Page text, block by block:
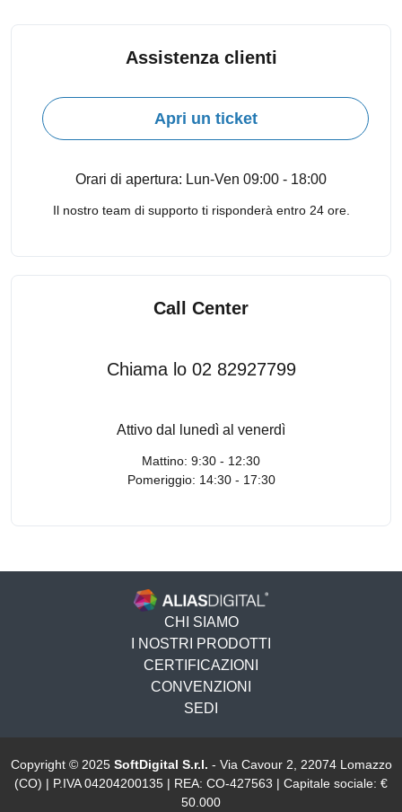
Assistenza clienti
Apri un ticket
Orari di apertura: Lun-Ven 09:00 - 18:00
Il nostro team di supporto ti risponderà entro 24 ore.
Call Center
Chiama lo 02 82927799
Attivo dal lunedì al venerdì
Mattino: 9:30 - 12:30
Pomeriggio: 14:30 - 17:30
CHI SIAMO
I NOSTRI PRODOTTI
CERTIFICAZIONI
CONVENZIONI
SEDI
Copyright © 2025 SoftDigital S.r.l. - Via Cavour 2, 22074 Lomazzo
(CO) | P.IVA 04204200135 | REA: CO-427563 | Capitale sociale: €
50.000